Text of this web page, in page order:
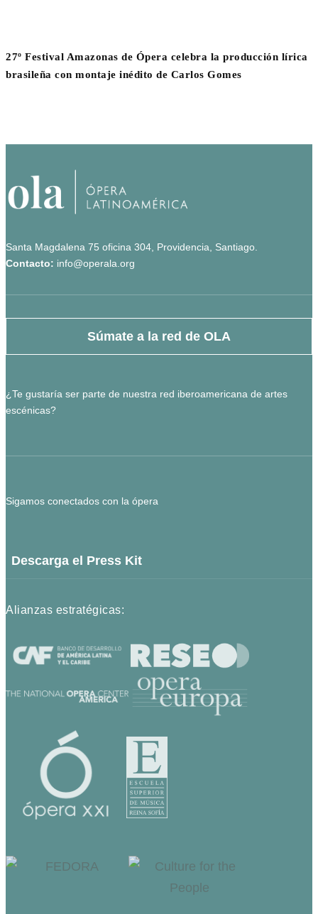
27º Festival Amazonas de Ópera celebra la producción lírica
brasileña con montaje inédito de Carlos Gomes
Santa Magdalena 75 oficina 304, Providencia, Santiago.
Contacto: info@operala.org
Súmate a la red de OLA
¿Te gustaría ser parte de nuestra red iberoamericana de artes
escénicas?
Sigamos conectados con la ópera
Descarga el Press Kit
Alianzas estratégicas: